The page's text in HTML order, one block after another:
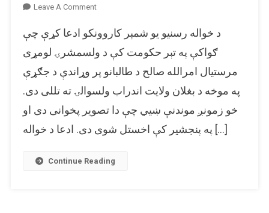
Leave A CommentOn
صالح
جګړې
لپاره
بغلان
دی
د خواله رسنیو یو شمېر کاروونکو ادعا کړې چې
ګواکې په تېر حکومت کې د ولسمشرۍ لومړی
مرستیال امرالله صالح د طالبانو پر وړاندې د جګړې
په موخه د بغلان ولایت اندراب ولسوالۍ ته تللی دی.
خو زمونږ موندنې ښيي چې دا تصویر پخوانی دی او
په پنجشیر کې اخستل شوی دی. ادعا د خواله […]
Continue Reading